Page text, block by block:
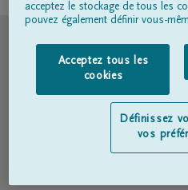
Conditions
Déclaration
Déclaration
acceptez le stockage de tous les
pouvez également définir vous-
Acceptez tous les
cookies
Définissez
vos